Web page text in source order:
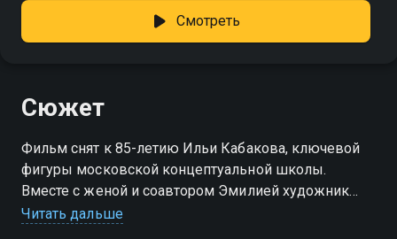
Смотреть
Сюжет
Фильм снят к 85-летию Ильи Кабакова, ключевой
фигуры московской концептуальной школы.
Вместе с женой и соавтором Эмилией художник
рассуждает о неофициальном искусстве в СССР,
Читать дальше